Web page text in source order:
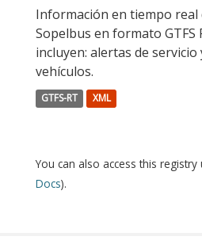
Información en tiempo real
Sopelbus en formato GTFS
incluyen: alertas de
vehículos.
GTFS-RT XML
You can also access this registry
Docs).